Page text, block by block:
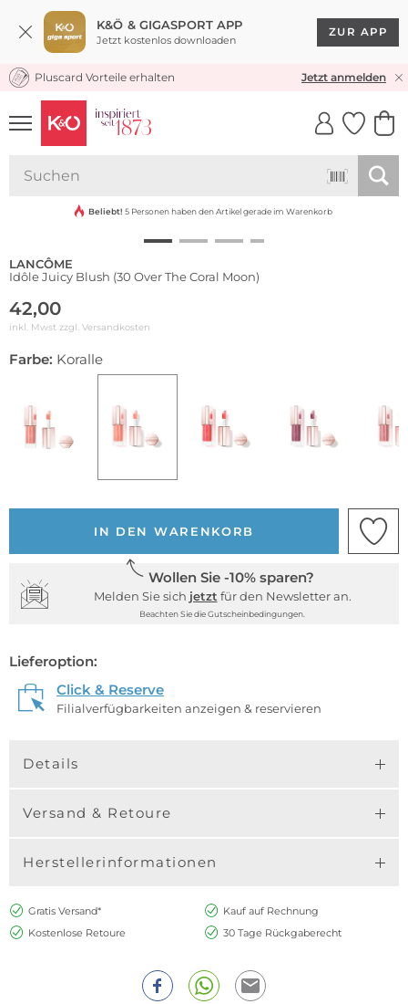
K&Ö & GIGASPORT APP
Jetzt kostenlos downloaden
ZUR APP
KOSTENLOSER VERSAND* & RÜCKVERSAND
Pluscard Vorteile erhalten Jetzt anmelden
UNSERE APP
CLICK &
Beliebt! 5 Personen haben den Artikel gerade im Warenkorb
LANCÔME
Idôle Juicy Blush (30 Over The Coral Moon)
42,00
inkl. Mwst zzgl. Versandkosten
Farbe: Koralle
IN DEN WARENKORB
Wollen Sie -10% sparen?
Melden Sie sich jetzt für den Newsletter an.
Beachten Sie die Gutscheinbedingungen.
Lieferoption:
Click & Reserve
Filialverfügbarkeiten anzeigen & reservieren
Details
Versand & Retoure
Herstellerinformationen
Gratis Versand*
Kauf auf Rechnung
Kostenlose Retoure
30 Tage Rückgaberecht